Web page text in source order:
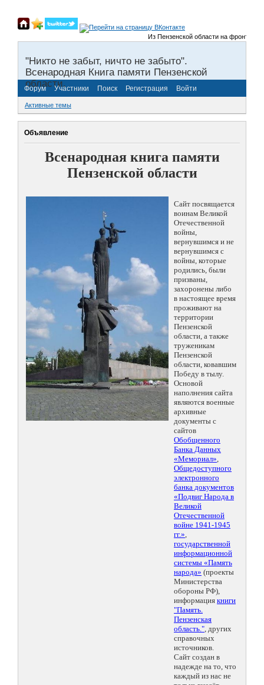
Из Пензенской области на фронты
"Никто не забыт, ничто не забыто".
Всенародная Книга памяти Пензенской
области.
Форум Участники Поиск Регистрация Войти
Активные темы
Объявление
Всенародная книга памяти
Пензенской области
Сайт посвящается
воинам Великой
Отечественной
войны,
вернувшимся и не
вернувшимся с
войны, которые
родились, были
призваны,
захоронены либо
в настоящее время
проживают на
территории
Пензенской
области, а также
труженикам
Пензенской
области, ковавшим
Победу в тылу.
Основой
наполнения сайта
являются военные
архивные
документы с
сайтов
Обобщенного
Банка Данных
«Мемориал»,
Общедоступного
электронного
банка документов
«Подвиг Народа в
Великой
Отечественной
войне 1941-1945
гг.»,
государственной
информационной
системы «Память
народа» (проекты
Министерства
обороны РФ),
информация книги
"Память.
Пензенская
область.", других
справочных
источников.
Сайт создан в
надежде на то, что
каждый из нас не